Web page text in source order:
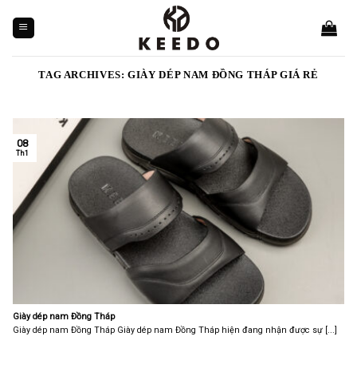
content
TAG ARCHIVES:GIÀY DÉP NAM ĐỒNG THÁP GIÁ RẺ
Giày dép nam Đồng Tháp
Giày dép nam Đồng Tháp Giày dép nam Đồng Tháp hiện đang nhận được sự [...]
08
Th1